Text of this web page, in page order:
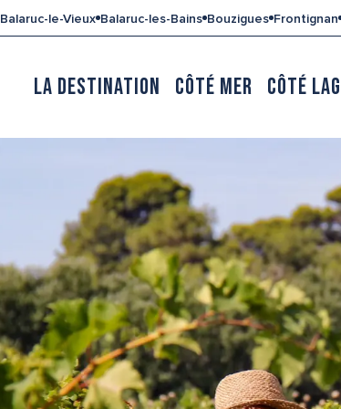
Balaruc-le-Vieux Balaruc-les-Bains Bouzigues Frontignan
LA DESTINATION CÔTÉ MER CÔTÉ